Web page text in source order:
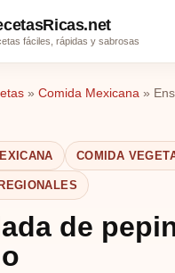
fáciles, rápidas y sabrosas
» Comida Mexicana »
COMIDA
de